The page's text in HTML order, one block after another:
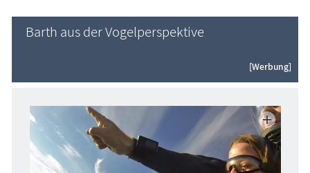
Barth aus der Vogelperspektive
[Werbung]